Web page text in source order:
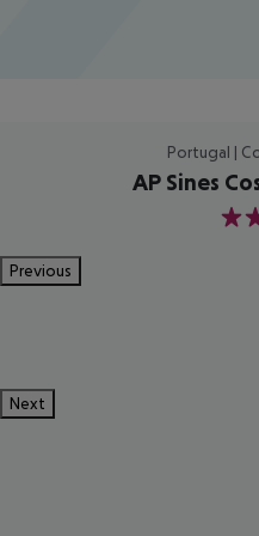
Portugal |
AP Sines
4
Previous
Next